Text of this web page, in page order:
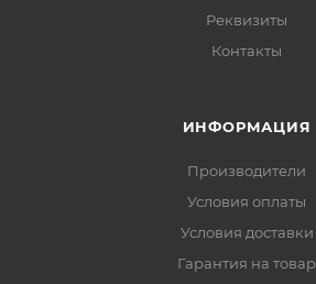
Реквизиты
Контакты
ИНФОРМАЦИЯ
Производители
Условия оплаты
Условия доставки
Гарантия на товар